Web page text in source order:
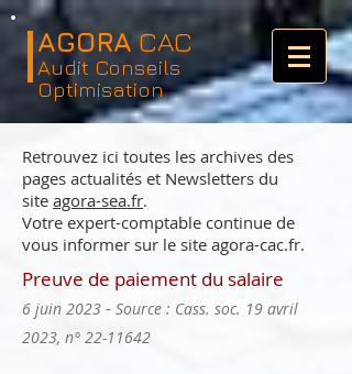
AGORACAC
Audit Conseils
Optimisation
Retrouvez ici toutes les archives des
pages actualités et Newsletters du
site agora-sea.fr.
Votre expert-comptable continue de
vous informer sur le site agora-cac.fr.
Preuve de paiement du salaire
6 juin 2023 - Source : Cass. soc. 19 avril
2023, n° 22-11642